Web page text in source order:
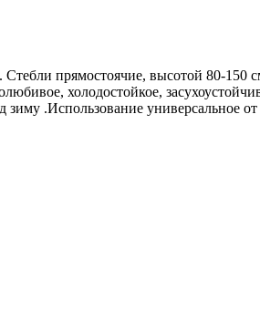
прямостоячие, высотой 80-
холодостойкое,
.Использование универсальное